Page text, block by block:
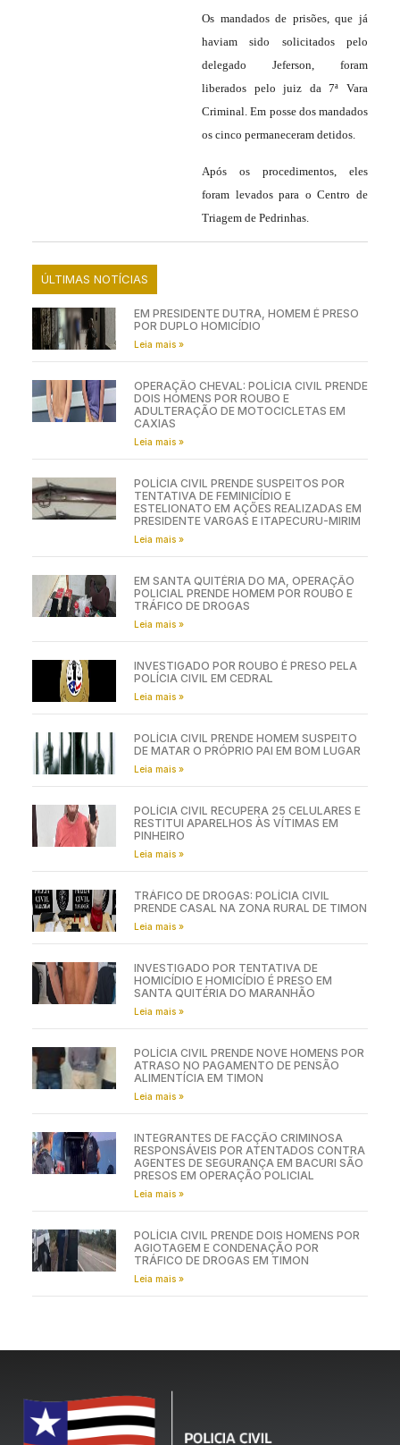
Os mandados de prisões, que já
haviam sido solicitados pelo
delegado Jeferson, foram
liberados pelo juiz da 7ª Vara
Criminal. Em posse dos mandados
os cinco permaneceram detidos.
Após os procedimentos, eles
foram levados para o Centro de
Triagem de Pedrinhas.
ÚLTIMAS NOTÍCIAS
EM PRESIDENTE DUTRA, HOMEM É PRESO
POR DUPLO HOMICÍDIO
Leia mais »
OPERAÇÃO CHEVAL: POLÍCIA CIVIL PRENDE
DOIS HOMENS POR ROUBO E
ADULTERAÇÃO DE MOTOCICLETAS EM
CAXIAS
Leia mais »
POLÍCIA CIVIL PRENDE SUSPEITOS POR
TENTATIVA DE FEMINICÍDIO E
ESTELIONATO EM AÇÕES REALIZADAS EM
PRESIDENTE VARGAS E ITAPECURU-MIRIM
Leia mais »
EM SANTA QUITÉRIA DO MA, OPERAÇÃO
POLICIAL PRENDE HOMEM POR ROUBO E
TRÁFICO DE DROGAS
Leia mais »
INVESTIGADO POR ROUBO É PRESO PELA
POLÍCIA CIVIL EM CEDRAL
Leia mais »
POLÍCIA CIVIL PRENDE HOMEM SUSPEITO
DE MATAR O PRÓPRIO PAI EM BOM LUGAR
Leia mais »
POLÍCIA CIVIL RECUPERA 25 CELULARES E
RESTITUI APARELHOS ÀS VÍTIMAS EM
PINHEIRO
Leia mais »
TRÁFICO DE DROGAS: POLÍCIA CIVIL
PRENDE CASAL NA ZONA RURAL DE TIMON
Leia mais »
INVESTIGADO POR TENTATIVA DE
HOMICÍDIO E HOMICÍDIO É PRESO EM
SANTA QUITÉRIA DO MARANHÃO
Leia mais »
POLÍCIA CIVIL PRENDE NOVE HOMENS POR
ATRASO NO PAGAMENTO DE PENSÃO
ALIMENTÍCIA EM TIMON
Leia mais »
INTEGRANTES DE FACÇÃO CRIMINOSA
RESPONSÁVEIS POR ATENTADOS CONTRA
AGENTES DE SEGURANÇA EM BACURI SÃO
PRESOS EM OPERAÇÃO POLICIAL
Leia mais »
POLÍCIA CIVIL PRENDE DOIS HOMENS POR
AGIOTAGEM E CONDENAÇÃO POR
TRÁFICO DE DROGAS EM TIMON
Leia mais »